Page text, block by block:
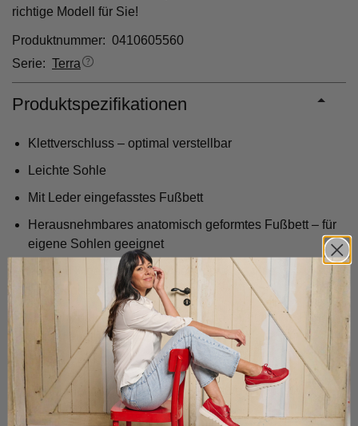
richtige Modell für Sie!
Produktnummer: 0410605560
Serie: Terra
Produktspezifikationen
Klettverschluss – optimal verstellbar
Leichte Sohle
Mit Leder eingefasstes Fußbett
Herausnehmbares anatomisch geformtes Fußbett – für
eigene Sohlen geeignet
Ein 100%iges Lederfutter sorgt für eine gute
Feuchtigkeitsabsorption
Das Fußbett aus Memory-Foam passt sich dem Fuß an
und ist angenehm weich
Flexible Sohle
Handgefertigt durch unsere Fachleute – höchste
Qualität garantiert